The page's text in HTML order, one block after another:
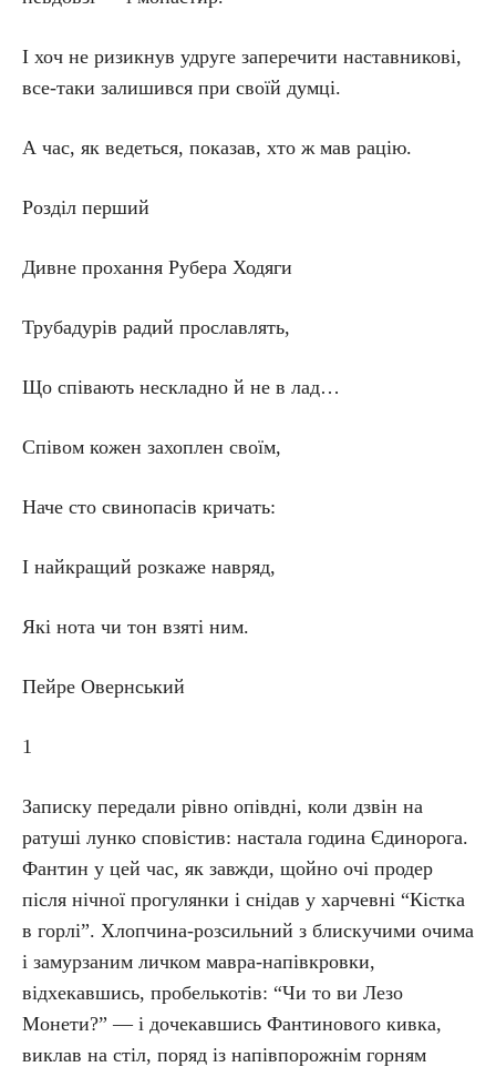
І хоч не ризикнув удруге заперечити наставникові,
все-таки залишився при своїй думці.
А час, як ведеться, показав, хто ж мав рацію.
Розділ перший
Дивне прохання Рубера Ходяги
Трубадурів радий прославлять,
Що співають нескладно й не в лад…
Співом кожен захоплен своїм,
Наче сто свинопасів кричать:
І найкращий розкаже навряд,
Які нота чи тон взяті ним.
Пейре Овернський
1
Записку передали рівно опівдні, коли дзвін на
ратуші лунко сповістив: настала година Єдинорога.
Фантин у цей час, як завжди, щойно очі продер
після нічної прогулянки і снідав у харчевні “Кістка
в горлі”. Хлопчина-розсильний з блискучими очима
і замурзаним личком мавра-напівкровки,
відхекавшись, пробелькотів: “Чи то ви Лезо
Монети?” — і дочекавшись Фантинового кивка,
виклав на стіл, поряд із напівпорожнім горням